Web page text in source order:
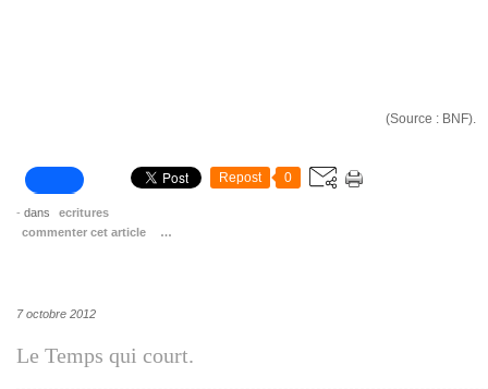
(Source : BNF).
Repost 0
- dans
ecritures
commenter cet article
…
7 octobre 2012
Le Temps qui court.